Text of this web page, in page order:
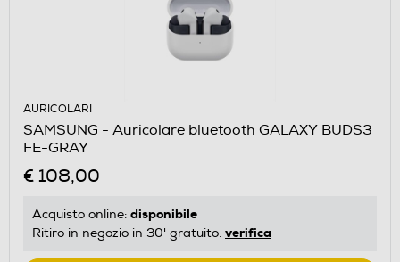
AURICOLARI
SAMSUNG - Auricolare bluetooth GALAXY BUDS3
FE-GRAY
€ 108,00
Acquisto online: disponibile
Ritiro in negozio in 30' gratuito: verifica